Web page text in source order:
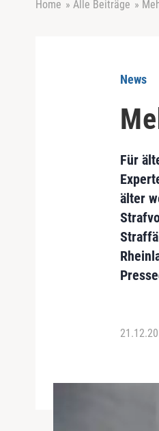
Home » Alle Beiträge »
News
Für
älter